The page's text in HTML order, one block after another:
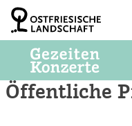
Zum
Inhalt
springen
Öffentliche